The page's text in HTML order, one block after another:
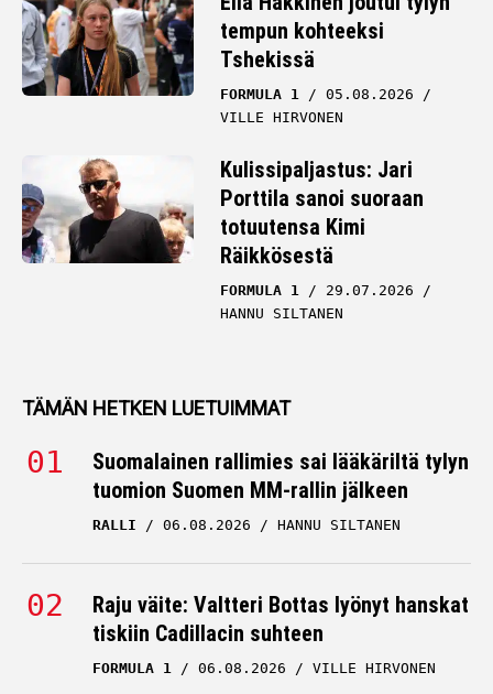
tempun kohteeksi
Tshekissä
FORMULA 1
05.08.2026
VILLE HIRVONEN
Kulissipaljastus: Jari
Porttila sanoi suoraan
totuutensa Kimi
Räikkösestä
FORMULA 1
29.07.2026
HANNU SILTANEN
TÄMÄN HETKEN LUETUIMMAT
Suomalainen rallimies sai lääkäriltä tylyn
tuomion Suomen MM-rallin jälkeen
RALLI 06.08.2026 HANNU SILTANEN
Raju väite: Valtteri Bottas lyönyt hanskat
tiskiin Cadillacin suhteen
FORMULA 1 06.08.2026 VILLE HIRVONEN